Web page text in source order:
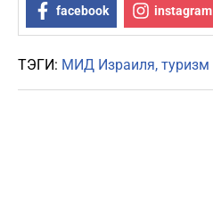
facebook instagram
ТЭГИ: МИД Израиля туризм